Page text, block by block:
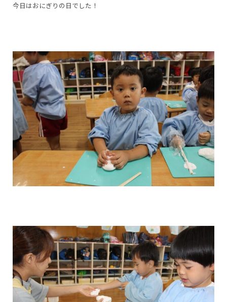
今日はおにぎりの日でした！